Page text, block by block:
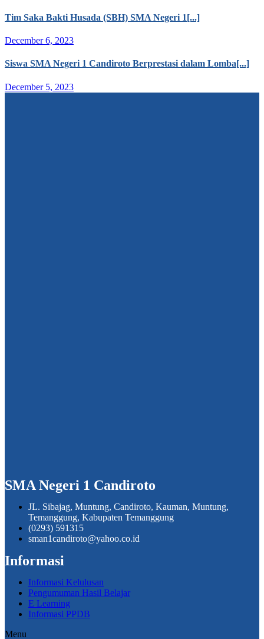
Tim Saka Bakti Husada (SBH) SMA Negeri 1[...]
December 6, 2023
Siswa SMA Negeri 1 Candiroto Berprestasi dalam Lomba[...]
December 5, 2023
SMA Negeri 1 Candiroto
JL. Sibajag, Muntung, Candiroto, Kauman, Muntung,
Temanggung, Kabupaten Temanggung
(0293) 591315
sman1candiroto@yahoo.co.id
Informasi
Informasi Kelulusan
Pengumuman Hasil Belajar
E Learning
Informasi PPDB
Menu